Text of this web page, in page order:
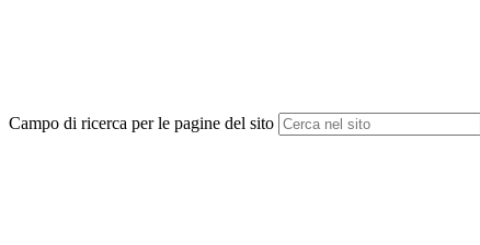
Campo di ricerca per le pagine del sito